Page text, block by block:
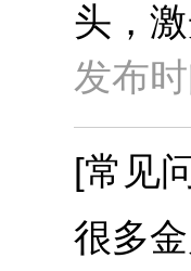
头，
发布
[常见
很多